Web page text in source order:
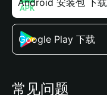
Android 安装包 下载
Google Play 下载
常见问题